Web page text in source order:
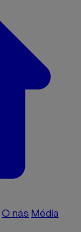
O nás Média